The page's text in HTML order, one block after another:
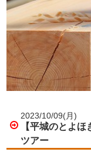
2023/10/09(月)
【平城のとよ
ツアー